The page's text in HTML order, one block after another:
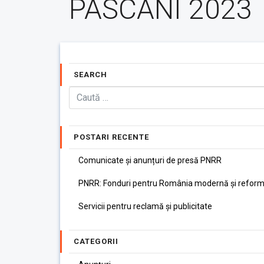
PASCANI 2023
SEARCH
POSTARI RECENTE
Comunicate și anunțuri de presă PNRR
PNRR: Fonduri pentru România modernă și
Servicii pentru reclamă și publicitate
CATEGORII